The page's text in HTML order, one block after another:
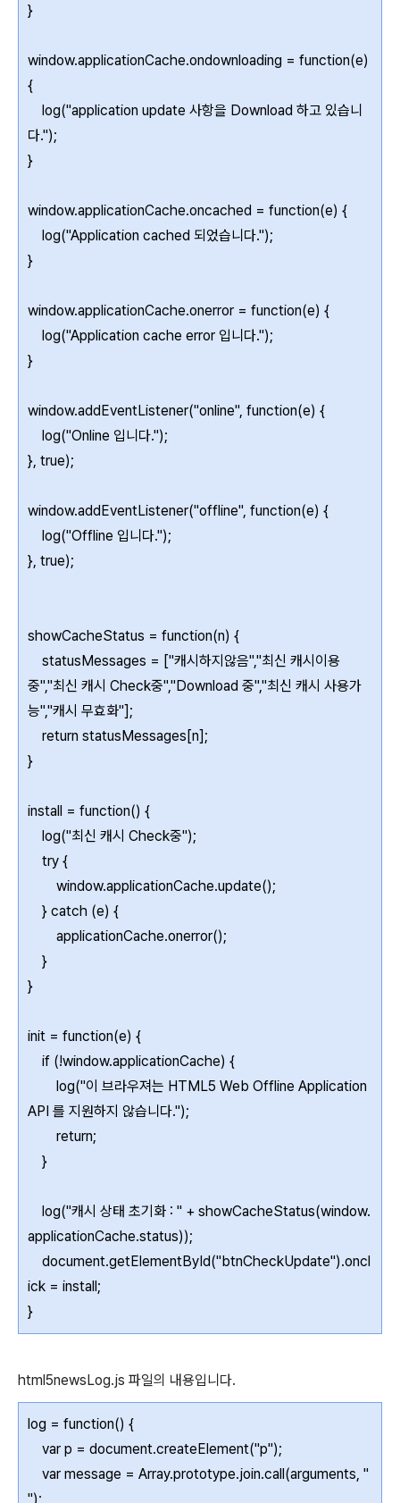
}
window.applicationCache.ondownloading = function(e)
{
log("application update 사항을 Download 하고 있습니
다.");
}
window.applicationCache.oncached = function(e) {
log("Application cached 되었습니다.");
}
window.applicationCache.onerror = function(e) {
log("Application cache error 입니다.");
}
window.addEventListener("online", function(e) {
log("Online 입니다.");
}, true);
window.addEventListener("offline", function(e) {
log("Offline 입니다.");
}, true);
showCacheStatus = function(n) {
statusMessages = ["캐시하지않음","최신 캐시이용
중","최신 캐시 Check중","Download 중","최신 캐시 사용가
능","캐시 무효화"];
return statusMessages[n];
}
install = function() {
log("최신 캐시 Check중");
try {
window.applicationCache.update();
} catch (e) {
applicationCache.onerror();
}
}
init = function(e) {
if (!window.applicationCache) {
log("이 브라우져는 HTML5 Web Offline Application
API 를 지원하지 않습니다.");
return;
}
log("캐시 상태 초기화 : " + showCacheStatus(window.
applicationCache.status));
document.getElementById("btnCheckUpdate").oncl
ick = install;
}
html5newsLog.js 파일의 내용입니다.
log = function() {
var p = document.createElement("p");
var message = Array.prototype.join.call(arguments, "
");